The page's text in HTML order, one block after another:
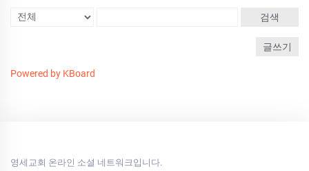
검색
글쓰기
Powered by KBoard
영세교회 온라인 소셜 네트워크입니다.